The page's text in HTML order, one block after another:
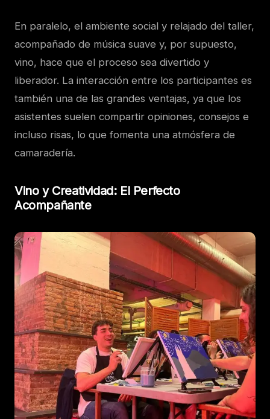
En paralelo, el ambiente social y relajado del taller,
acompañado de música suave y, por supuesto,
vino, hace que el proceso sea divertido y
liberador. La interacción entre los participantes es
también una de las grandes ventajas, ya que los
asistentes suelen compartir opiniones, consejos e
incluso risas, lo que fomenta una atmósfera de
camaradería.
Vino y Creatividad: El Perfecto
Acompañante